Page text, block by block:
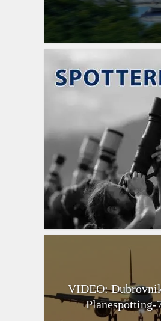
VIDEO:
Planespotting-